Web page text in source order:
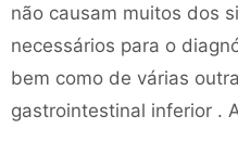
não causam muitos dos
necessários para o
bem como de várias
gastrointestinal inferior .